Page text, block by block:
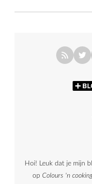
Hoi! Leuk dat je mijn
op Colours 'n cooking